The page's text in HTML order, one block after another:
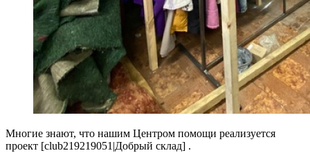
Многие знают, что нашим Центром помощи реализуется
проект [club219219051|Добрый склад] .